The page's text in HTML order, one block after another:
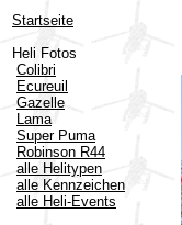
Startseite
Heli Fotos
Colibri
Ecureuil
Gazelle
Lama
Super Puma
Robinson R44
alle Helitypen
alle Kennzeichen
alle Heli-Events